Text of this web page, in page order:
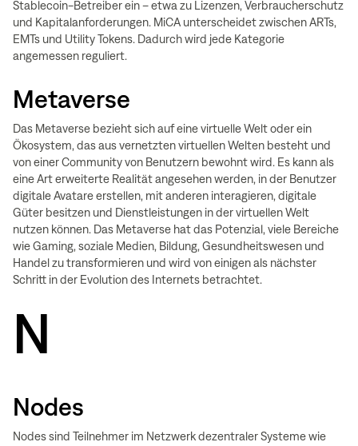
Stablecoin-Betreiber ein – etwa zu Lizenzen, Verbraucherschutz
und Kapitalanforderungen. MiCA unterscheidet zwischen ARTs,
EMTs und Utility Tokens. Dadurch wird jede Kategorie
angemessen reguliert.
Metaverse
Das Metaverse bezieht sich auf eine virtuelle Welt oder ein
Ökosystem, das aus vernetzten virtuellen Welten besteht und
von einer Community von Benutzern bewohnt wird. Es kann als
eine Art erweiterte Realität angesehen werden, in der Benutzer
digitale Avatare erstellen, mit anderen interagieren, digitale
Güter besitzen und Dienstleistungen in der virtuellen Welt
nutzen können. Das Metaverse hat das Potenzial, viele Bereiche
wie Gaming, soziale Medien, Bildung, Gesundheitswesen und
Handel zu transformieren und wird von einigen als nächster
Schritt in der Evolution des Internets betrachtet.
N
Nodes
Nodes sind Teilnehmer im Netzwerk dezentraler Systeme wie